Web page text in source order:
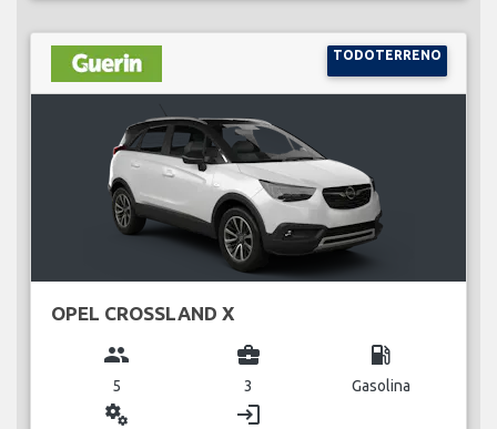
TODOTERRENO
OPEL CROSSLAND X
group
5
business_center
3
local_gas_station
Gasolina
miscellaneous_services login